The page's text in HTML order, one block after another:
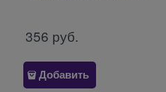
356 руб.
Добавить